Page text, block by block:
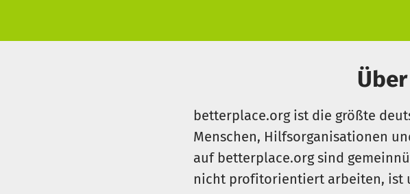
Förderung von Bewegung & Koordination bei
Attraktives Freizeitangebot für Aalen und
Stärkung der Vereinsgemeinschaft und
Austragung von Workshops, Vereins-Events und
Über
betterplace.org ist die größte
Menschen, Hilfsorganisationen
auf betterplace.org sind
nicht profitorientiert arbeiten, ist